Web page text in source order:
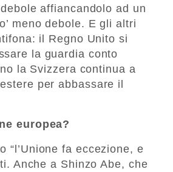
affiancandolo ad un
meno debole. E gli altri
il Regno Unito si
la guardia conto
la Svizzera continua a
per abbassare il
europea?
“l’Unione fa eccezione, e
Anche a Shinzo Abe, che